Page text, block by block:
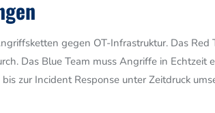
gegen OT-Infrastruktur. Das
Das Blue Team muss Angriffe in
zur Incident Response unter Zeitdruck